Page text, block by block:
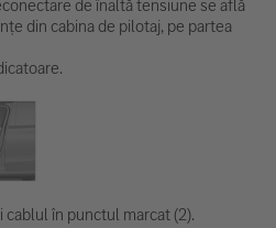
de înaltă tensiune se află
din cabina de pilotaj, pe partea
cablul în punctul marcat (2).